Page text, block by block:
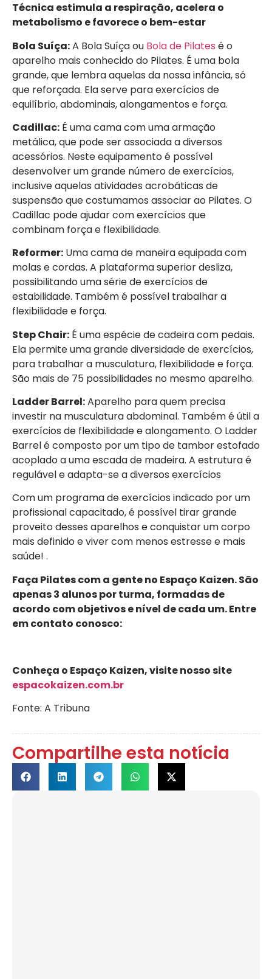
Técnica estimula a respiração, acelera o
metabolismo e favorece o bem-estar
Bola Suíça:A Bola Suíça ou Bola de Pilates é o
aparelho mais conhecido do Pilates. É uma bola
grande, que lembra aquelas da nossa infância, só
que reforçada. Ela serve para exercícios de
equilíbrio, abdominais, alongamentos e força.
Cadillac: É uma cama com uma armação
metálica, que pode ser associada a diversos
acessórios. Neste equipamento é possível
desenvolver um grande número de exercícios,
inclusive aquelas atividades acrobáticas de
suspensão que costumamos associar ao Pilates. O
Cadillac pode ajudar com exercícios que
combinam força e flexibilidade.
Reformer: Uma cama de maneira equipada com
molas e cordas. A plataforma superior desliza,
possibilitando uma série de exercícios de
estabilidade. Também é possível trabalhar a
flexibilidade e força.
Step Chair: É uma espécie de cadeira com pedais.
Ela permite uma grande diversidade de exercícios,
para trabalhar a musculatura, flexibilidade e força.
São mais de 75 possibilidades no mesmo aparelho.
Ladder Barrel:Aparelho para quem precisa
investir na musculatura abdominal. Também é útil a
exercícios de flexibilidade e alongamento. O Ladder
Barrel é composto por um tipo de tambor estofado
acoplado a uma escada de madeira. A estrutura é
regulável e adapta-se a diversos exercícios
Com um programa de exercícios indicado por um
profissional capacitado, é possível tirar grande
proveito desses aparelhos e conquistar um corpo
mais definido e viver com menos estresse e mais
saúde! .
Faça Pilates com a gente no Espaço Kaizen. São
apenas 3 alunos por turma, formadas de
acordo com objetivos e nível de cada um. Entre
em contato conosco:
Conheça o Espaço Kaizen, visite nosso site
espacokaizen.com.br
Fonte: A Tribuna
Compartilhe esta notícia